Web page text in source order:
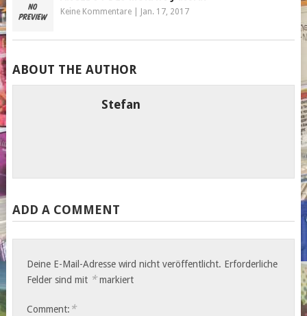
Keine Kommentare| Jan. 17, 2017
ABOUT THE AUTHOR
Stefan
ADD A COMMENT
Deine E-Mail-Adresse wird nicht veröffentlicht. Erforderliche
Felder sind mit *markiert
Comment: *